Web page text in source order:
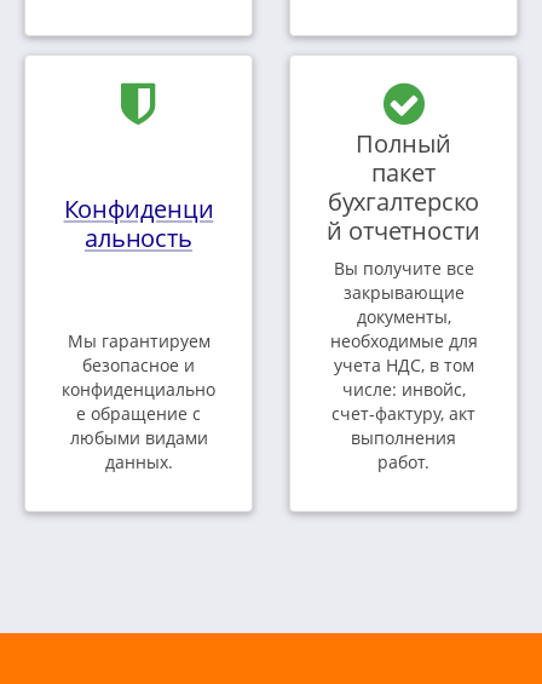
Конфиденци
альность
Мы гарантируем
безопасное и
конфиденциально
е обращение с
любыми видами
данных.
Полный
пакет
бухгалтерско
й отчетности
Вы получите все
закрывающие
документы,
необходимые для
учета НДС, в том
числе: инвойс,
счет-фактуру, акт
выполнения
работ.